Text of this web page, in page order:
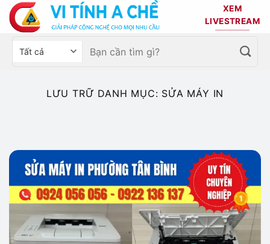
Bỏ
qua
nội
dung
XEM
LIVESTREAM
Chọn
Tìm
kiếm:
LƯU TRỮ DANH MỤC: SỬA MÁY IN